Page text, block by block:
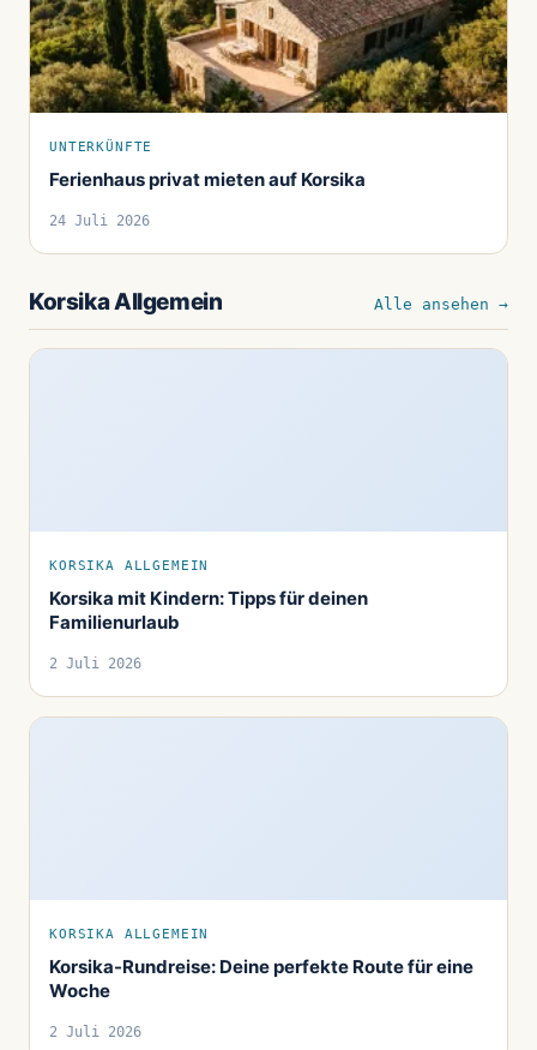
UNTERKÜNFTE
Ferienhaus privat mieten auf Korsika
24 Juli 2026
Korsika Allgemein Alle ansehen →
KORSIKA ALLGEMEIN
Korsika mit Kindern: Tipps für deinen
Familienurlaub
2 Juli 2026
KORSIKA ALLGEMEIN
Korsika-Rundreise: Deine perfekte Route für eine
Woche
2 Juli 2026